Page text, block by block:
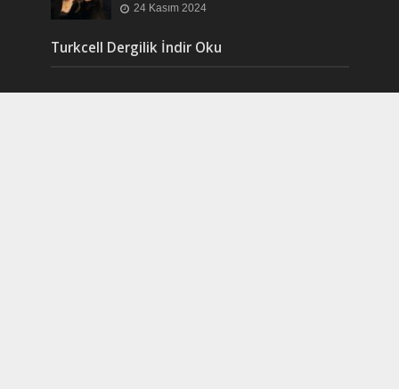
24 Kasım 2024
Turkcell Dergilik İndir Oku